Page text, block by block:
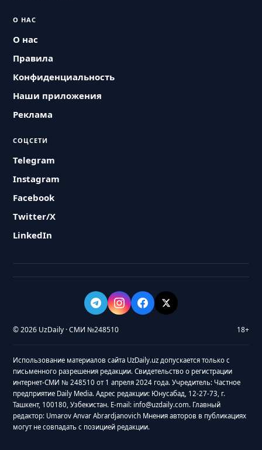
О НАС
О нас
Правила
Конфиденциальность
Наши приложения
Реклама
СОЦСЕТИ
Telegram
Instagram
Facebook
Twitter/X
LinkedIn
© 2026 UzDaily · СМИ №248510 18+
Использование материалов сайта UzDaily.uz допускается только с
письменного разрешения редакции. Свидетельство о регистрации
интернет-СМИ № 248510 от 1 апреля 2024 года. Учредитель: Частное
предприятие Daily Media. Адрес редакции: Юнусабад, 12-27-73, г.
Ташкент, 100180, Узбекистан. E-mail: info@uzdaily.com. Главный
редактор: Umarov Anvar Abrardjanovich Мнения авторов в публикациях
могут не совпадать с позицией редакции.